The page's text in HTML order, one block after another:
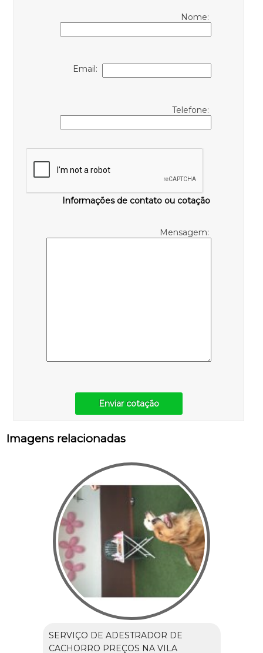
Nome:
Email:
Telefone:
Informações de contato ou cotação
Mensagem:
Enviar cotação
Imagens relacionadas
SERVIÇO DE ADESTRADOR DE
CACHORRO PREÇOS NA VILA